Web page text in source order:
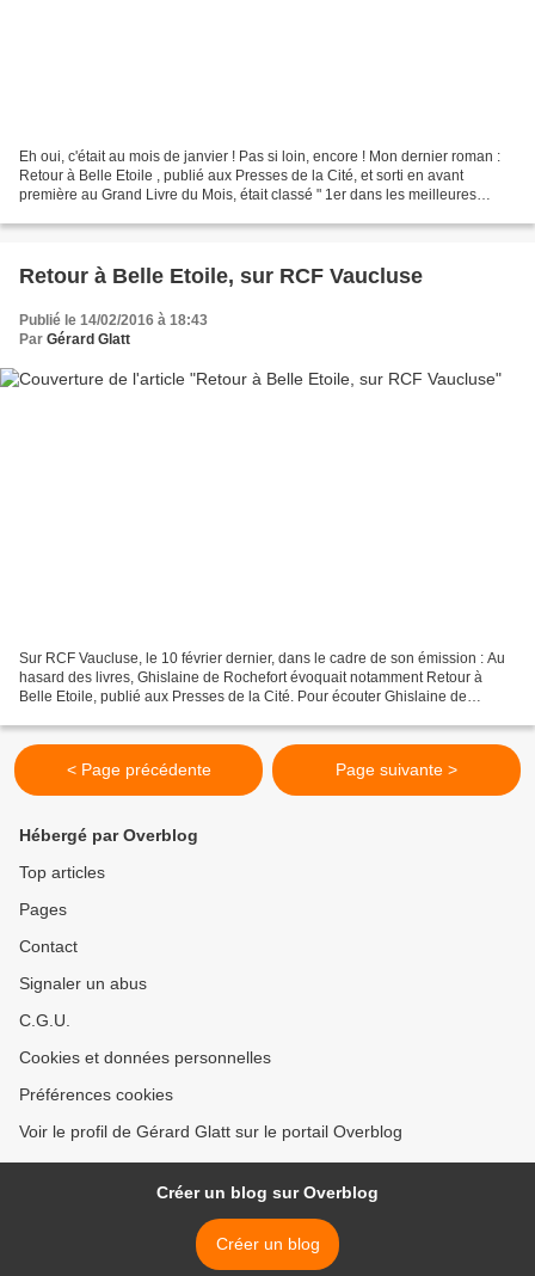
Eh oui, c'était au mois de janvier ! Pas si loin, encore ! Mon dernier roman :
Retour à Belle Etoile , publié aux Presses de la Cité, et sorti en avant
première au Grand Livre du Mois, était classé " 1er dans les meilleures
Retour à Belle Etoile, sur RCF Vaucluse
Publié le 14/02/2016 à 18:43
Par Gérard Glatt
Sur RCF Vaucluse, le 10 février dernier, dans le cadre de son émission : Au
hasard des livres, Ghislaine de Rochefort évoquait notamment Retour à
Belle Etoile, publié aux Presses de la Cité. Pour écouter Ghislaine de
< Page précédente Page suivante >
Hébergé par Overblog
Top articles
Pages
Contact
Signaler un abus
C.G.U.
Cookies et données personnelles
Préférences cookies
Voir le profil de Gérard Glatt sur le portail Overblog
Créer un blog sur Overblog
Créer un blog